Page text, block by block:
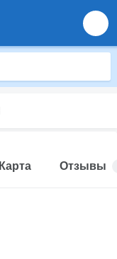
Карта Отзывы